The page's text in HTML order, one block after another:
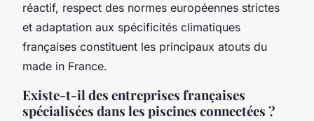
réactif, respect des normes européennes strictes
et adaptation aux spécificités climatiques
françaises constituent les principaux atouts du
made in France.
Existe-t-il des entreprises françaises
spécialisées dans les piscines connectées ?